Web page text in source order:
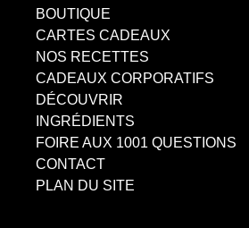
BOUTIQUE
CARTES CADEAUX
NOS RECETTES
CADEAUX CORPORATIFS
DÉCOUVRIR
INGRÉDIENTS
FOIRE AUX 1001 QUESTIONS
CONTACT
PLAN DU SITE